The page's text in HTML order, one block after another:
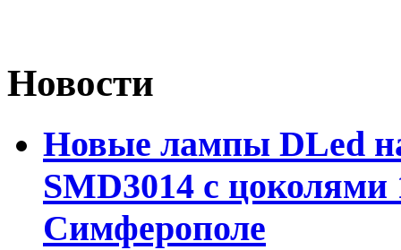
Новости
Новые лампы DLed
SMD3014 с цоколями
Симферополе